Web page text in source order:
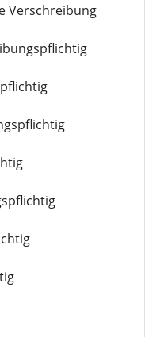
Verschreibung